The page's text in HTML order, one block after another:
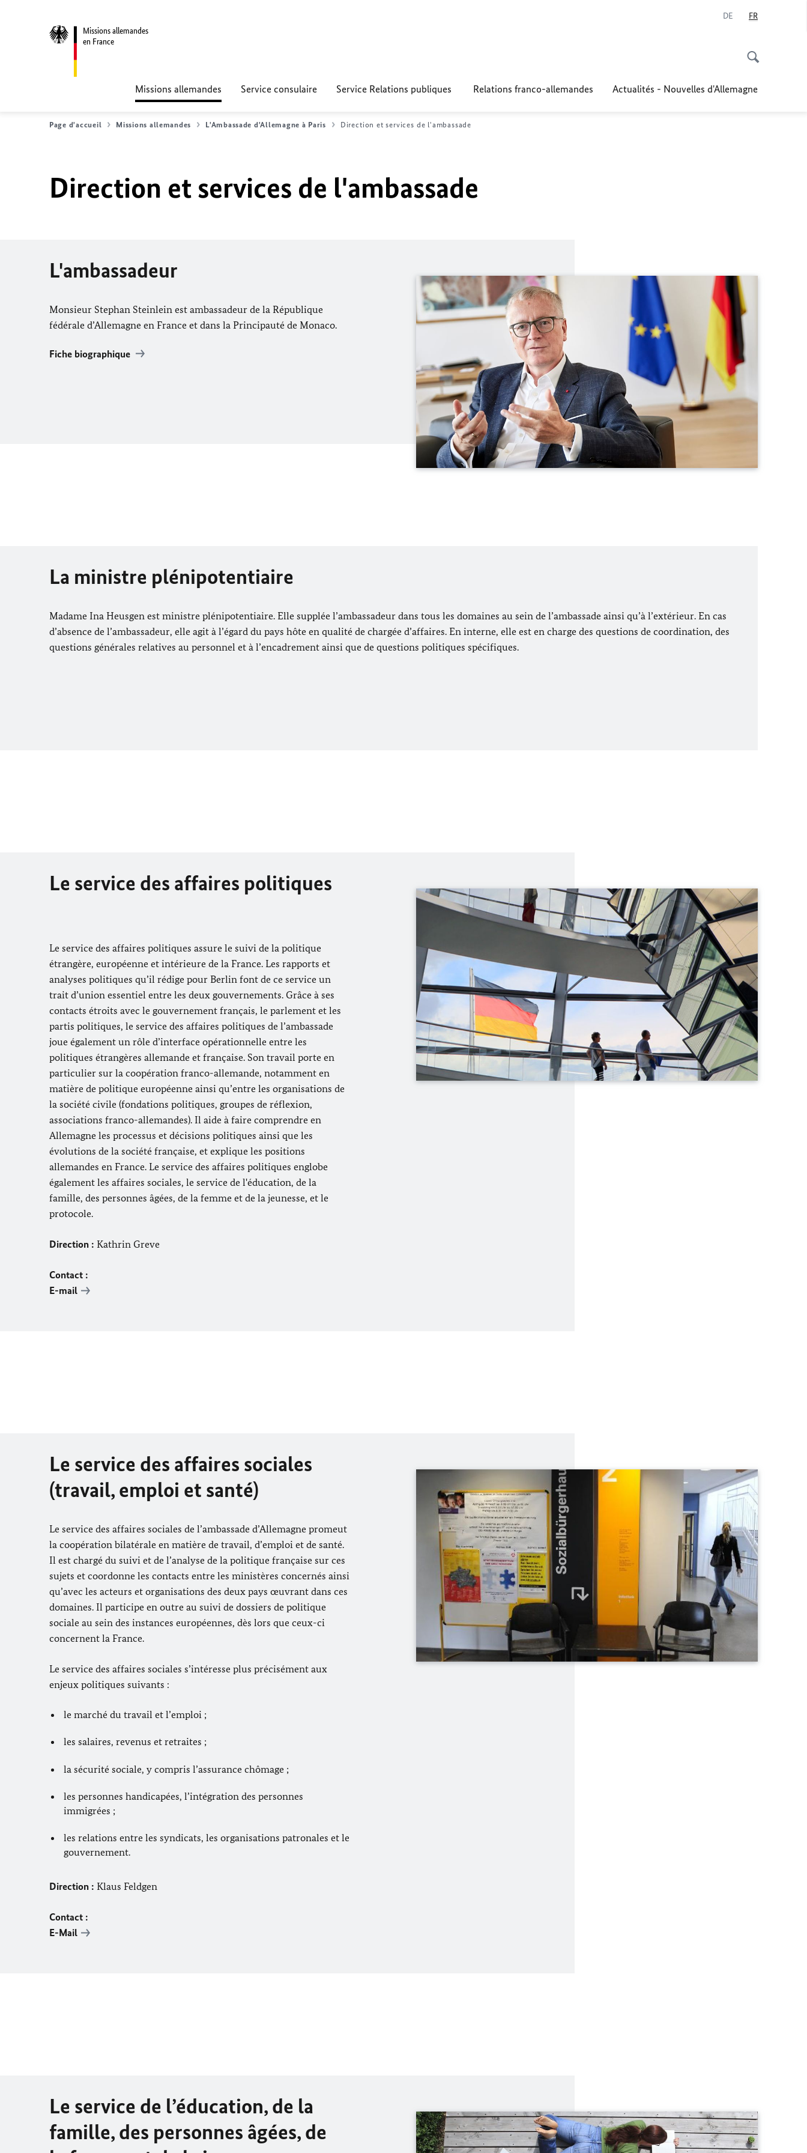
Missions allemandes
en France
DE FR
Missions allemandes Service consulaire Service Relations publiques Relations franco-allemandes Actualités - Nouvelles d'Allemagne
Page d'accueil Missions allemandes L'Ambassade d'Allemagne à Paris Direction et services de l'ambassade
Direction et services de l'ambassade
L'ambassadeur
Monsieur Stephan Steinlein est ambassadeur de la République
fédérale d’Allemagne en France et dans la Principauté de Monaco.
Fiche biographique
La ministre plénipotentiaire
Madame Ina Heusgen est ministre plénipotentiaire. Elle supplée l’ambassadeur dans tous les domaines au sein de l’ambassade ainsi qu’à l’extérieur. En cas
d’absence de l’ambassadeur, elle agit à l’égard du pays hôte en qualité de chargée d’affaires. En interne, elle est en charge des questions de coordination, des
questions générales relatives au personnel et à l’encadrement ainsi que de questions politiques spécifiques.
Le service des affaires politiques
Le service des affaires politiques assure le suivi de la politique
étrangère, européenne et intérieure de la France. Les rapports et
analyses politiques qu’il rédige pour Berlin font de ce service un
trait d’union essentiel entre les deux gouvernements. Grâce à ses
contacts étroits avec le gouvernement français, le parlement et les
partis politiques, le service des affaires politiques de l’ambassade
joue également un rôle d’interface opérationnelle entre les
politiques étrangères allemande et française. Son travail porte en
particulier sur la coopération franco-allemande, notamment en
matière de politique européenne ainsi qu’entre les organisations de
la société civile (fondations politiques, groupes de réflexion,
associations franco-allemandes). Il aide à faire comprendre en
Allemagne les processus et décisions politiques ainsi que les
évolutions de la société française, et explique les positions
allemandes en France. Le service des affaires politiques englobe
également les affaires sociales, le service de l'éducation, de la
famille, des personnes âgées, de la femme et de la jeunesse, et le
protocole.
Direction : Kathrin Greve
Contact :
E-mail
Le service des affaires sociales
(travail, emploi et santé)
Le service des affaires sociales de l’ambassade d’Allemagne promeut
la coopération bilatérale en matière de travail, d’emploi et de santé.
Il est chargé du suivi et de l’analyse de la politique française sur ces
sujets et coordonne les contacts entre les ministères concernés ainsi
qu’avec les acteurs et organisations des deux pays œuvrant dans ces
domaines. Il participe en outre au suivi de dossiers de politique
sociale au sein des instances européennes, dès lors que ceux-ci
concernent la France.
Le service des affaires sociales s’intéresse plus précisément aux
enjeux politiques suivants :
le marché du travail et l’emploi ;
les salaires, revenus et retraites ;
la sécurité sociale, y compris l’assurance chômage ;
les personnes handicapées, l’intégration des personnes
immigrées ;
les relations entre les syndicats, les organisations patronales et le
gouvernement.
Direction : Klaus Feldgen
Contact :
E-Mail
Le service de l’éducation, de la
famille, des personnes âgées, de